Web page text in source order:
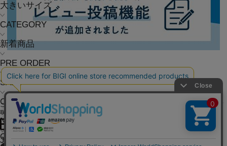
大きいサイズ
CATEGORY
新着商品
PRE ORDER
SALE
COORDINATE
NEWS
JOURNAL
ご利用ガイド よくある質問 お問い合わせ 会社概要 個人情報保護方針
特定商
取引法に基づく表記
OFFICIAL SNS